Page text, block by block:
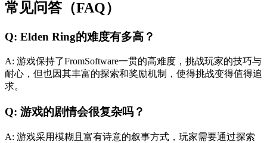
常见问答（FAQ）
Q: Elden Ring的难度有多高？
A: 游戏保持了FromSoftware一贯的高难度，挑战玩家的技巧与
耐心，但也因其丰富的探索和奖励机制，使得挑战变得值得追
求。
Q: 游戏的剧情会很复杂吗？
A: 游戏采用模糊且富有诗意的叙事方式，玩家需要通过探索